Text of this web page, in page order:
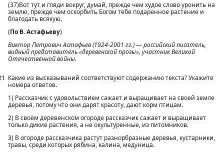
(37)Вот тут и гляди вокруг, думай, прежде чем худое слово уронить на
землю, прежде чем оскорбить Богом тебе подаренное растение и
благодать всякую.
(По В. Астафьеву)
Виктор Петрович Астафьев (1924-2001 гг.) — российский писатель,
видный представитель «деревенской прозы», участник Великой
Отечественной войны.
Какие из высказываний соответствуют содержанию текста? Укажите
номера ответов.
1) Рассказчик с удовольствием сажает и выращивает на своей земле
деревья, потому что они дарят красоту, дают корм птицам.
2) В своём деревенском огороде рассказчик сажает и выращивает
только дикие растения, а не окультуренные, из питомников.
3) В огороде рассказчика растут разнорбразные деревья, кустарники,
травы, среди которых рябина, калина, медуница.